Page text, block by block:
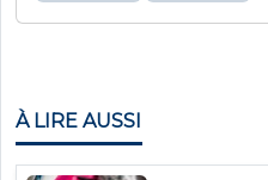
À LIRE AUSSI